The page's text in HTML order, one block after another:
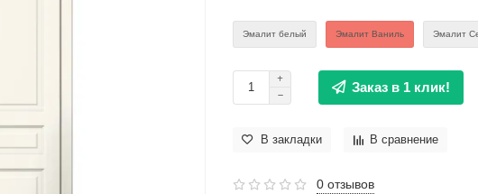
Эмaлит белый Эмалит Ваниль Эмалит
Заказ в 1 клик!
В закладки В сравнение
0 отзывов